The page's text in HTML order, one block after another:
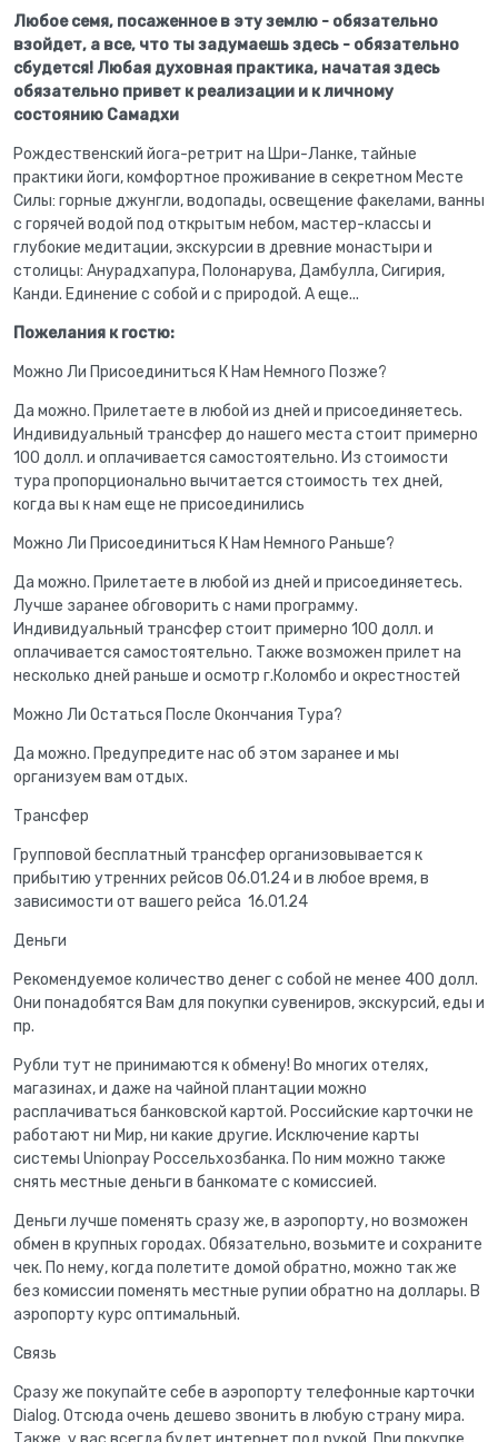
Любое семя, посаженное в эту землю - обязательно
взойдет, а все, что ты задумаешь здесь - обязательно
сбудется! Любая духовная практика, начатая здесь
обязательно привет к реализации и к личному
состоянию Самадхи
Рождественский йога-ретрит на Шри-Ланке, тайные
практики йоги, комфортное проживание в секретном Месте
Силы: горные джунгли, водопады, освещение факелами, ванны
с горячей водой под открытым небом, мастер-классы и
глубокие медитации, экскурсии в древние монастыри и
столицы: Анурадхапура, Полонарува, Дамбулла, Сигирия,
Канди. Единение с собой и с природой. А еще...
Пожелания к гостю:
Можно Ли Присоединиться К Нам Немного Позже?
Да можно. Прилетаете в любой из дней и присоединяетесь.
Индивидуальный трансфер до нашего места стоит примерно
100 долл. и оплачивается самостоятельно. Из стоимости
тура пропорционально вычитается стоимость тех дней,
когда вы к нам еще не присоединились
Можно Ли Присоединиться К Нам Немного Раньше?
Да можно. Прилетаете в любой из дней и присоединяетесь.
Лучше заранее обговорить с нами программу.
Индивидуальный трансфер стоит примерно 100 долл. и
оплачивается самостоятельно. Также возможен прилет на
несколько дней раньше и осмотр г.Коломбо и окрестностей
Можно Ли Остаться После Окончания Тура?
Да можно. Предупредите нас об этом заранее и мы
организуем вам отдых.
Трансфер
Групповой бесплатный трансфер организовывается к
прибытию утренних рейсов 06.01.24 и в любое время, в
зависимости от вашего рейса 16.01.24
Деньги
Рекомендуемое количество денег с собой не менее 400 долл.
Они понадобятся Вам для покупки сувениров, экскурсий, еды и
пр.
Рубли тут не принимаются к обмену! Во многих отелях,
магазинах, и даже на чайной плантации можно
расплачиваться банковской картой. Российские карточки не
работают ни Мир, ни какие другие. Исключение карты
системы Unionpay Россельхозбанка. По ним можно также
снять местные деньги в банкомате с комиссией.
Деньги лучше поменять сразу же, в аэропорту, но возможен
обмен в крупных городах. Обязательно, возьмите и сохраните
чек. По нему, когда полетите домой обратно, можно так же
без комиссии поменять местные рупии обратно на доллары. В
аэропорту курс оптимальный.
Связь
Сразу же покупайте себе в аэропорту телефонные карточки
Dialog. Отсюда очень дешево звонить в любую страну мира.